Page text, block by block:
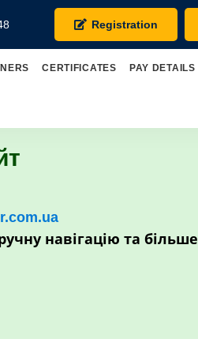
Registration
CERTIFICATES PAY DETAILS
навігацію та більше